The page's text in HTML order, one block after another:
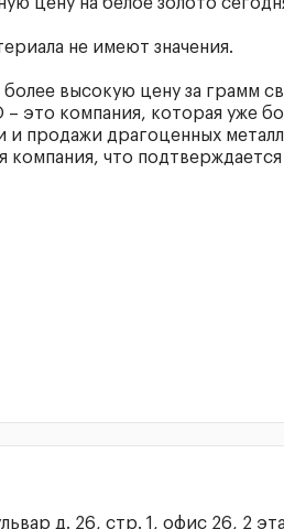
не имеют значения.
более высокую цену за грамм
это компания, которая уже
и продажи драгоценных
компания, что
д. 26, стр. 1, офис 26, 2